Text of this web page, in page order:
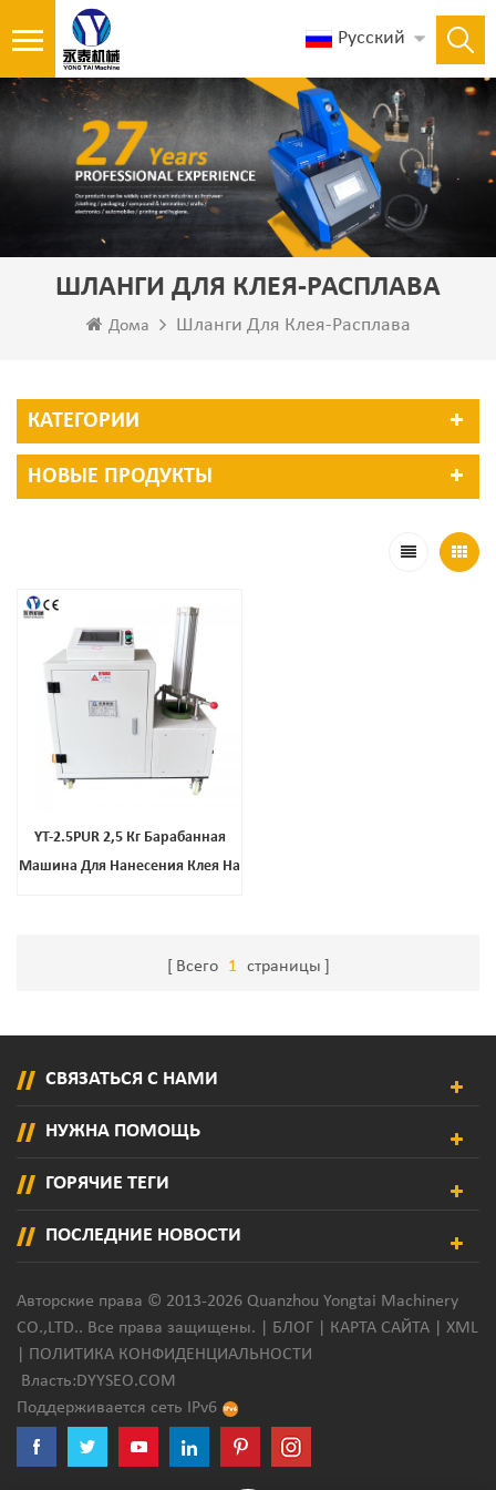
Русский
ШЛАНГИ ДЛЯ КЛЕЯ-РАСПЛАВА
Дома Шланги Для Клея-Расплава
КАТЕГОРИИ
НОВЫЕ ПРОДУКТЫ
YT-2.5PUR 2,5 Кг Барабанная
Машина Для Нанесения Клея На
Всего 1 страницы
СВЯЗАТЬСЯ С НАМИ
НУЖНА ПОМОЩЬ
ГОРЯЧИЕ ТЕГИ
ПОСЛЕДНИЕ НОВОСТИ
Авторские права © 2013-2026 Quanzhou Yongtai Machinery
CO.,LTD.. Все права защищены. | БЛОГ КАРТА САЙТА
XML
ПОЛИТИКА КОНФИДЕНЦИАЛЬНОСТИ
Власть:DYYSEO.COM
Поддерживается сеть IPv6